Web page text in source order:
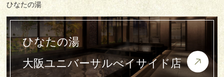
ひなたの湯
ひなたの湯
大阪ユニバーサルべイサイド店